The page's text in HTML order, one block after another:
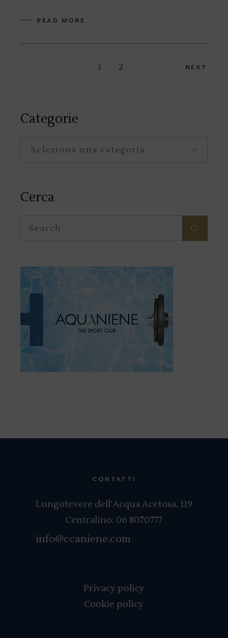
READ MORE
Navigazione
1 2 NEXT
Categorie
Cerca
for:
CONTATTI
Lungotevere dell’Acqua Acetosa, 119
Centralino: 06 8070777
info@ccaniene.com
Privacy policy
Cookie policy